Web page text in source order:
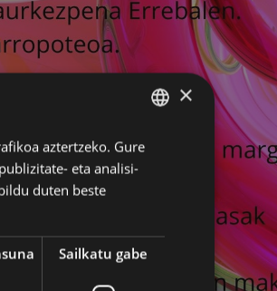
BASQUE
SPANISH
×
aztertzeko. Gure
eta analisi-
duten beste
Sailkatu gabe